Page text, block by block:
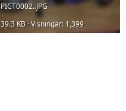
PICT0002..JPG
39.3 KB · Visningar: 1,399